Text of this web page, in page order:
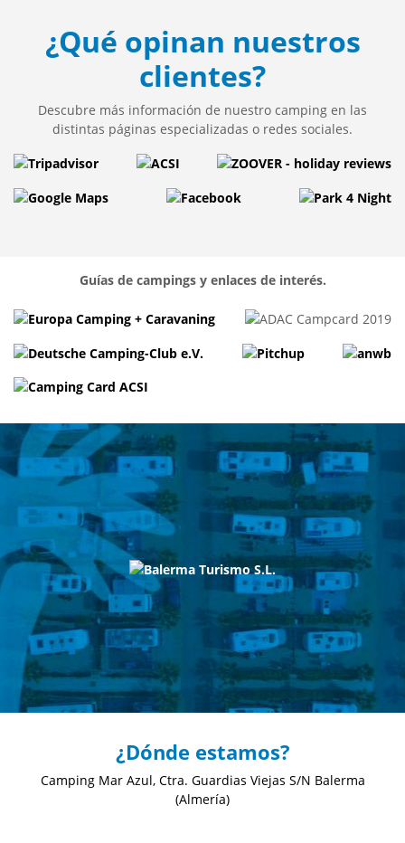
¿Qué opinan nuestros
clientes?
Descubre más información de nuestro camping en las
distintas páginas especializadas o redes sociales.
Guías de campings y enlaces de interés.
¿Dónde estamos?
Camping Mar Azul, Ctra. Guardias Viejas S/N Balerma
(Almería)